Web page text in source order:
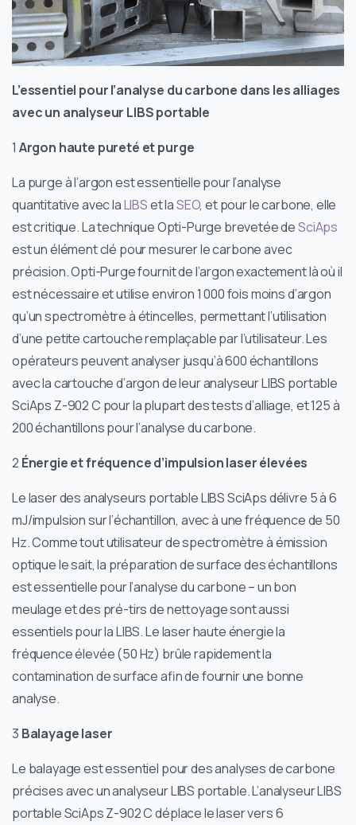
L’essentiel pour l’analyse du carbone dans les alliages
avec un analyseur LIBS portable
1 Argon haute pureté et purge
La purge à l’argon est essentielle pour l’analyse
quantitative avec laLIBSet laSEO, et pour le carbone, elle
est critique. La technique Opti-Purge brevetée deSciAps
est un élément clé pour mesurer le carbone avec
précision. Opti-Purge fournit de l’argon exactement là où il
est nécessaire et utilise environ 1 000 fois moins d’argon
qu’un spectromètre à étincelles, permettant l’utilisation
d’une petite cartouche remplaçable par l’utilisateur. Les
opérateurs peuvent analyser jusqu’à 600 échantillons
avec la cartouche d’argon de leur analyseur LIBS portable
SciAps Z-902 C pour la plupart des tests d’alliage, et 125 à
200 échantillons pour l’analyse du carbone.
2 Énergie et fréquence d’impulsion laser élevées
Le laser des analyseurs portable LIBS SciAps délivre 5 à 6
mJ/impulsion sur l’échantillon, avec à une fréquence de 50
Hz. Comme tout utilisateur de spectromètre à émission
optique le sait, la préparation de surface des échantillons
est essentielle pour l’analyse du carbone – un bon
meulage et des pré-tirs de nettoyage sont aussi
essentiels pour la LIBS. Le laser haute énergie la
fréquence élevée (50 Hz) brûle rapidement la
contamination de surface afin de fournir une bonne
analyse.
3 Balayage laser
Le balayage est essentiel pour des analyses de carbone
précises avec un analyseur LIBS portable. L’analyseur LIBS
portable SciAps Z-902 C déplace le laser vers 6